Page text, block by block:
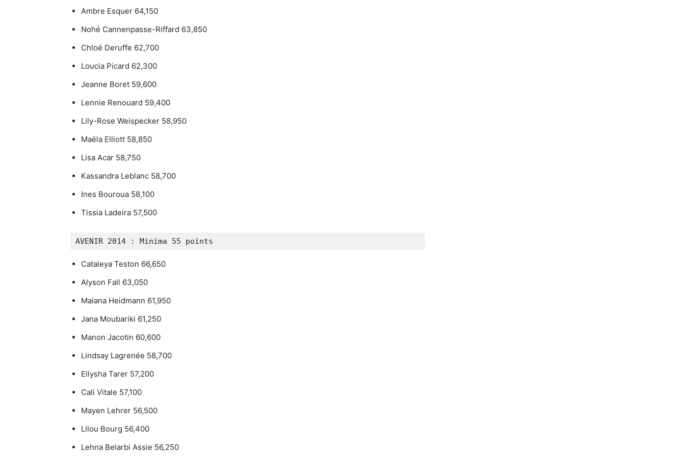
Ambre Esquer 64,150
Nohé Cannenpasse-Riffard 63,850
Chloé Deruffe 62,700
Loucia Picard 62,300
Jeanne Boret 59,600
Lennie Renouard 59,400
Lily-Rose Weispecker 58,950
Maëla Elliott 58,850
Lisa Acar 58,750
Kassandra Leblanc 58,700
Ines Bouroua 58,100
Tissia Ladeira 57,500
AVENIR 2014 : Minima 55 points
Cataleya Teston 66,650
Alyson Fall 63,050
Maiana Heidmann 61,950
Jana Moubariki 61,250
Manon Jacotin 60,600
Lindsay Lagrenée 58,700
Ellysha Tarer 57,200
Cali Vitale 57,100
Mayen Lehrer 56,500
Lilou Bourg 56,400
Lehna Belarbi Assie 56,250